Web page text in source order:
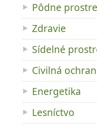
Pôdne
Zdravie
Sídelné
Civilná
Energetika
Lesníctvo